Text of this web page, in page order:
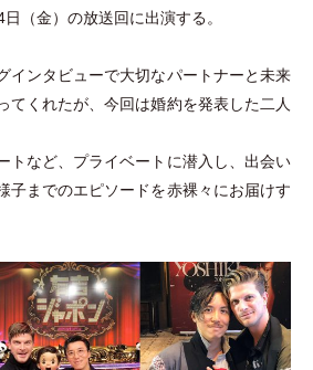
日
（金） の放送回に出演する。
インタビューで大切なパートナーと未来
てくれたが、今回は婚約を発表した二人
トなど、プライベートに潜入し、出会い
子までのエピソードを赤裸々にお届けす